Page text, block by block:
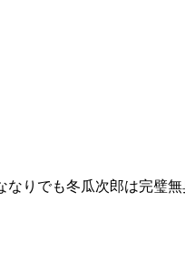
りでも冬瓜次郎は完璧